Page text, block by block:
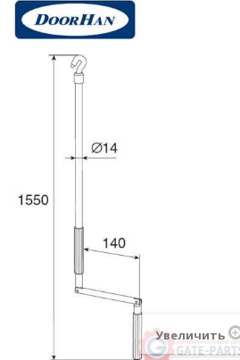
Увеличить